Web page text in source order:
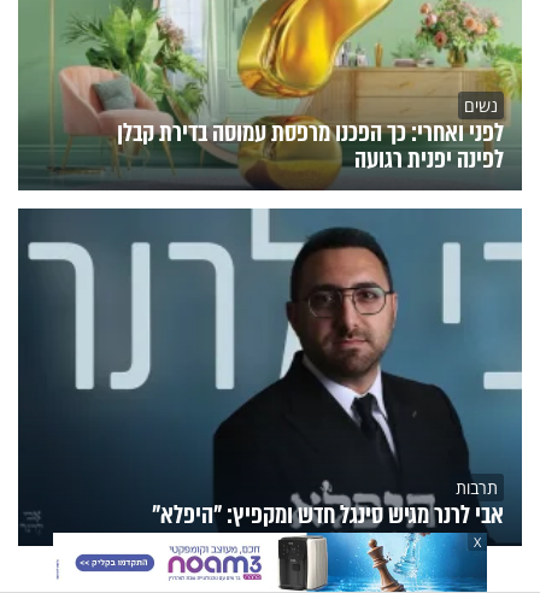
נשים
לפני ואחרי: כך הפכנו מרפסת עמוסה בדירת קבלן
לפינה יפנית רגועה
תרבות
אבי לרנר מגיש סינגל חדש ומקפיץ: "היפלא"
הנצפיםפעילות הידברותתוכניות הערוץ
X